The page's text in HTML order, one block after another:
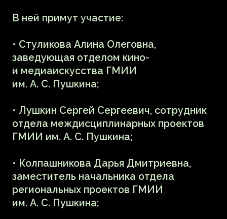
виртуальная реальность, когда музеи
снова открыты? Как ведется
рассчитать стоимость и не выбиться
из сроков? Как достучаться до зрителя
и как рекламировать такие проекты?
Об этом и многом другом поговорят:
• Надежда Бей — VR-художница
Университета ИТМО, занимается
участвует в выставках и фестивалях
технологического искусства;
продюсер и CEO IMMERS LAB, создал
первый спектакль в дополненной
реальности в России, работает
с AR/VR;
• Ольга Кай — медиахудожник,